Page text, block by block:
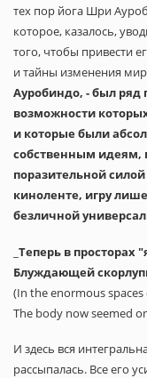
тех пор йога Шри
которое, казалось,
того, чтобы привести
и тайны изменения
Ауробиндо, - был
возможности
и которые были
собственным идеям,
поразительной
киноленте, игру
безличной
Теперь в просторах
Блуждающей
(In the enormous spaces
The body now seemed
И здесь вся
рассыпалась. Все его